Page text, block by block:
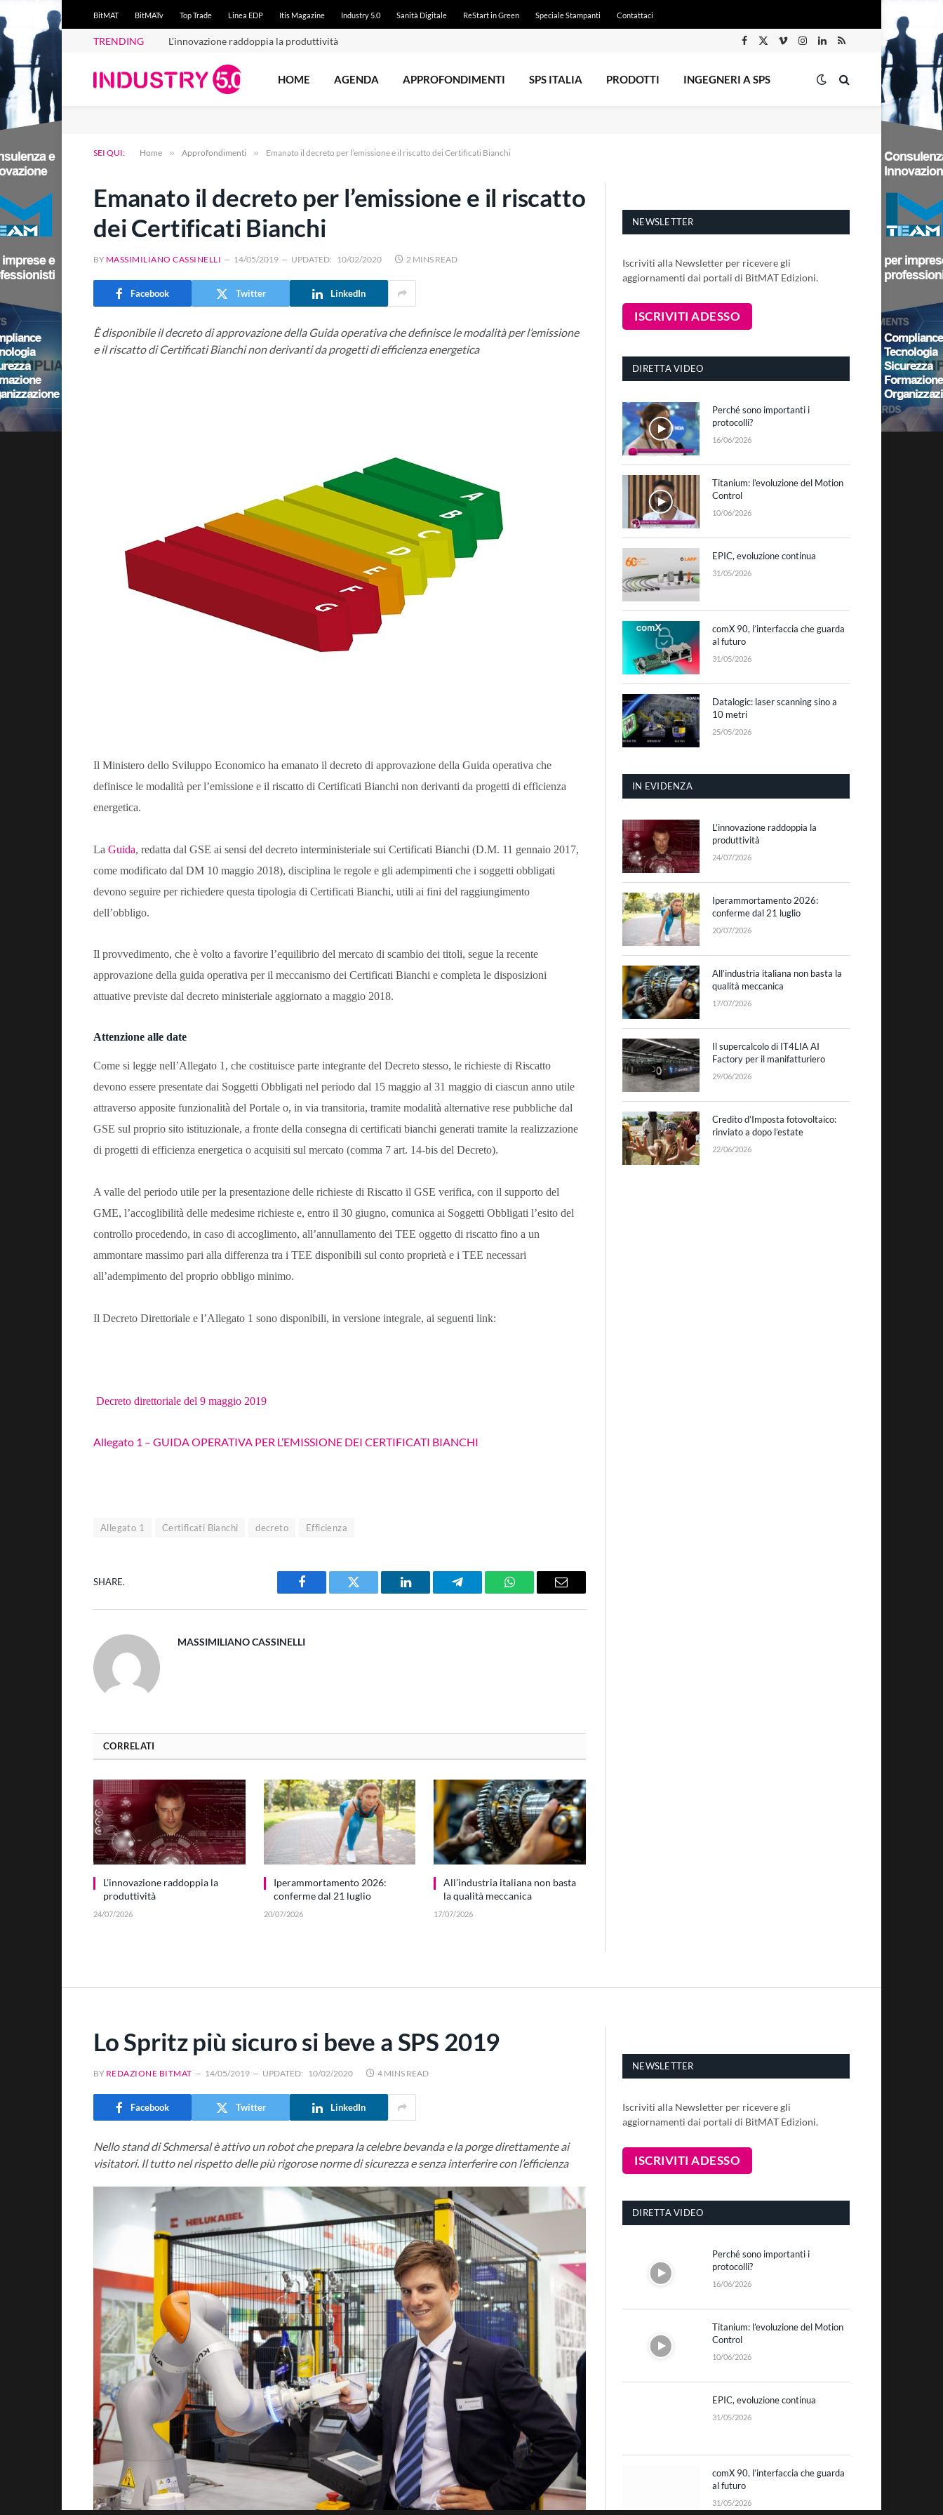
BitMAT BitMATv Top Trade Linea EDP Itis Magazine Industry 5.0 Sanità Digitale ReStart in Green Speciale Stampanti Contattaci
TRENDING L’innovazione raddoppia la produttività
Facebook
X
VimeoInstagram
LinkedIn
RSS
HOME AGENDA APPROFONDIMENTI SPS ITALIA PRODOTTI INGEGNERI A SPS
SEI QUI: Home » Approfondimenti » Emanato il decreto per l’emissione e il riscatto dei Certificati Bianchi
Emanato il decreto per l’emissione e il riscatto
dei Certificati Bianchi
BY MASSIMILIANO CASSINELLI 14/05/2019 UPDATED: 10/02/2020 2 MINS READ
Facebook Twitter LinkedIn
È disponibile il decreto di approvazione della Guida operativa che definisce le modalità per l’emissione
e il riscatto di Certificati Bianchi non derivanti da progetti di efficienza energetica
Il Ministero dello Sviluppo Economico ha emanato il decreto di approvazione della Guida operativa che
definisce le modalità per l’emissione e il riscatto di Certificati Bianchi non derivanti da progetti di efficienza
energetica.
La Guida, redatta dal GSE ai sensi del decreto interministeriale sui Certificati Bianchi (D.M. 11 gennaio 2017,
come modificato dal DM 10 maggio 2018), disciplina le regole e gli adempimenti che i soggetti obbligati
devono seguire per richiedere questa tipologia di Certificati Bianchi, utili ai fini del raggiungimento
dell’obbligo.
Il provvedimento, che è volto a favorire l’equilibrio del mercato di scambio dei titoli, segue la recente
approvazione della guida operativa per il meccanismo dei Certificati Bianchi e completa le disposizioni
attuative previste dal decreto ministeriale aggiornato a maggio 2018.
Attenzione alle date
Come si legge nell’Allegato 1, che costituisce parte integrante del Decreto stesso, le richieste di Riscatto
devono essere presentate dai Soggetti Obbligati nel periodo dal 15 maggio al 31 maggio di ciascun anno utile
attraverso apposite funzionalità del Portale o, in via transitoria, tramite modalità alternative rese pubbliche dal
GSE sul proprio sito istituzionale, a fronte della consegna di certificati bianchi generati tramite la realizzazione
di progetti di efficienza energetica o acquisiti sul mercato (comma 7 art. 14-bis del Decreto).
A valle del periodo utile per la presentazione delle richieste di Riscatto il GSE verifica, con il supporto del
GME, l’accoglibilità delle medesime richieste e, entro il 30 giugno, comunica ai Soggetti Obbligati l’esito del
controllo procedendo, in caso di accoglimento, all’annullamento dei TEE oggetto di riscatto fino a un
ammontare massimo pari alla differenza tra i TEE disponibili sul conto proprietà e i TEE necessari
all’adempimento del proprio obbligo minimo.
Il Decreto Direttoriale e l’Allegato 1 sono disponibili, in versione integrale, ai seguenti link:
Decreto direttoriale del 9 maggio 2019
Allegato 1 – GUIDA OPERATIVA PER L’EMISSIONE DEI CERTIFICATI BIANCHI
Allegato 1 Certificati Bianchi decreto Efficienza
SHARE.
Facebook Twitter LinkedIn Telegram WhatsAppEmail
MASSIMILIANO CASSINELLI
CORRELATI
L’innovazione raddoppia la
produttività
24/07/2026
Iperammortamento 2026:
conferme dal 21 luglio
20/07/2026
All’industria italiana non basta
la qualità meccanica
17/07/2026
NEWSLETTER
Iscriviti alla Newsletter per ricevere gli
aggiornamenti dai portali di BitMAT Edizioni.
DIRETTA VIDEO
Perché sono importanti i
protocolli?
16/06/2026
Titanium: l’evoluzione del Motion
Control
10/06/2026
EPIC, evoluzione continua
31/05/2026
comX 90, l’interfaccia che guarda
al futuro
31/05/2026
Datalogic: laser scanning sino a
10 metri
25/05/2026
IN EVIDENZA
L’innovazione raddoppia la
produttività
24/07/2026
Iperammortamento 2026:
conferme dal 21 luglio
20/07/2026
All’industria italiana non basta la
qualità meccanica
17/07/2026
Il supercalcolo di IT4LIA AI
Factory per il manifatturiero
29/06/2026
Credito d’Imposta fotovoltaico:
rinviato a dopo l’estate
22/06/2026
Lo Spritz più sicuro si beve a SPS 2019
BY REDAZIONE BITMAT 14/05/2019 UPDATED: 10/02/2020 4 MINS READ
Facebook Twitter LinkedIn
Nello stand di Schmersal è attivo un robot che prepara la celebre bevanda e la porge direttamente ai
visitatori. Il tutto nel rispetto delle più rigorose norme di sicurezza e senza interferire con l’efficienza
NEWSLETTER
Iscriviti alla Newsletter per ricevere gli
aggiornamenti dai portali di BitMAT Edizioni.
DIRETTA VIDEO
Perché sono importanti i
protocolli?
16/06/2026
Titanium: l’evoluzione del Motion
Control
10/06/2026
EPIC, evoluzione continua
31/05/2026
comX 90, l’interfaccia che guarda
al futuro
31/05/2026